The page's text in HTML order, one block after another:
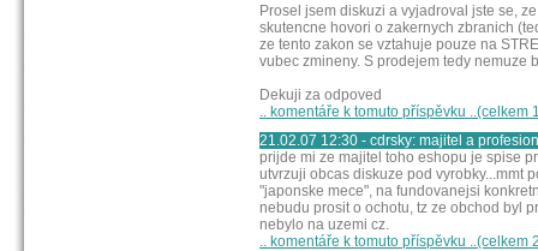
Prosel jsem diskuzi a vyjadroval jste se,
skutencne hovori o zakernych zbranich
ze tento zakon se vztahuje pouze na
vubec zmineny. S prodejem tedy nemuze
Dekuji za odpoved
.. komentáře k tomuto příspěvku ..(celkem
21.02.07 12:30 - cdrsky: majitel a
prijde mi ze majitel toho eshopu je spise
utvrzuji obcas diskuze pod vyrobky...mmt
"japonske mece", na fundovanejsi
nebudu prosit o ochotu, tz ze obchod byl
nebylo na uzemi cz.
.. komentáře k tomuto příspěvku ..(celkem